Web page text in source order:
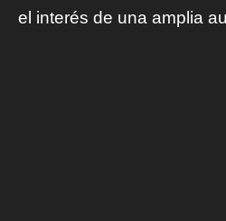
el interés de una amplia